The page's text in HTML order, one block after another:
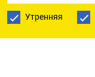
Утренняя